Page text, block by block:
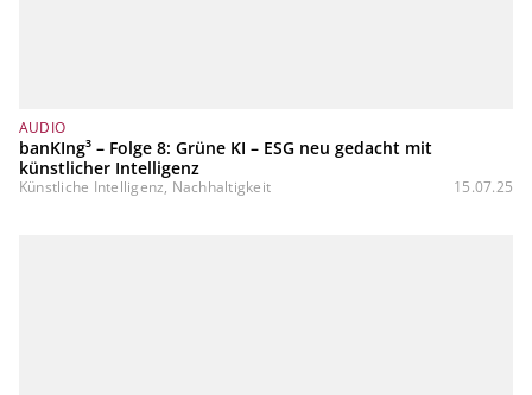
AUDIO
banKIng³ – Folge 8: Grüne KI – ESG neu gedacht mit
künstlicher Intelligenz
Künstliche Intelligenz, Nachhaltigkeit 15.07.25